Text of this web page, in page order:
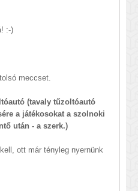
:-)
meccset.
(tavaly tűzoltóautó
a játékosokat a szolnoki
után - a szerk.)
ott már tényleg nyernünk